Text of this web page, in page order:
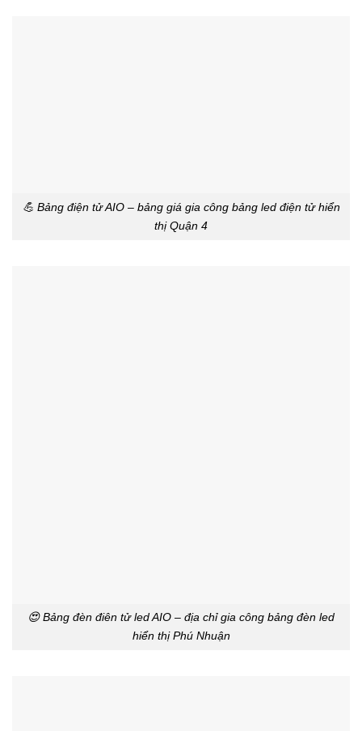
💪 Bảng điện tử AIO – bảng giá gia công bảng led điện tử hiển
thị Quận 4
😍 Bảng đèn điên tử led AIO – địa chỉ gia công bảng đèn led
hiển thị Phú Nhuận